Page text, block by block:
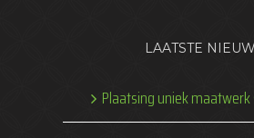
LAATSTE
Plaatsing uniek